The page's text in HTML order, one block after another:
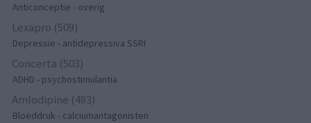
Anticonceptie - overig
Lexapro (509)
Depressie - antidepressiva SSRI
Concerta (503)
ADHD - psychostimulantia
Amlodipine (493)
Bloeddruk - calciumantagonisten